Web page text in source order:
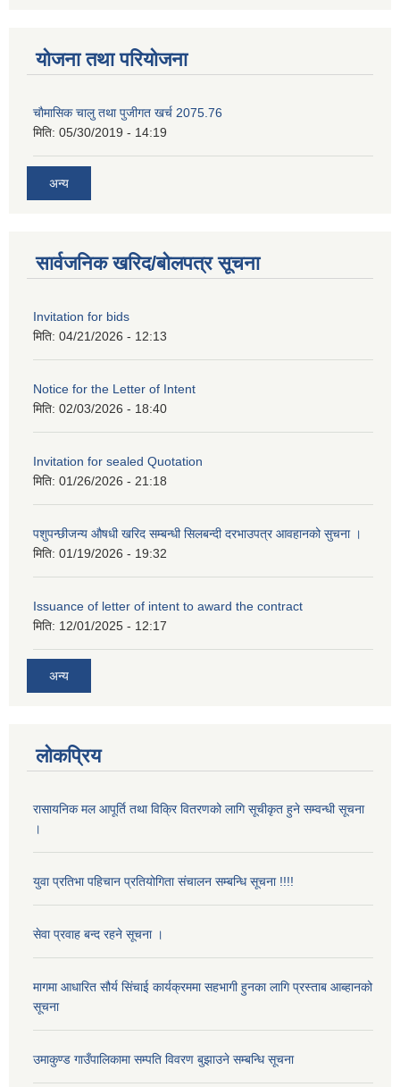
योजना तथा परियोजना
चाैमासिक चालु तथा पुजीगत खर्च 2075.76
मिति: 05/30/2019 - 14:19
अन्य
सार्वजनिक खरिद/बोलपत्र सूचना
Invitation for bids
मिति: 04/21/2026 - 12:13
Notice for the Letter of Intent
मिति: 02/03/2026 - 18:40
Invitation for sealed Quotation
मिति: 01/26/2026 - 21:18
पशुपन्छीजन्य औषधी खरिद सम्बन्धी सिलबन्दी दरभाउपत्र आवहानको सुचना ।
मिति: 01/19/2026 - 19:32
Issuance of letter of intent to award the contract
मिति: 12/01/2025 - 12:17
अन्य
लोकप्रिय
रासायनिक मल आपूर्ति तथा विक्रि वितरणको लागि सूचीकृत हुने सम्वन्धी सूचना
।
युवा प्रतिभा पहिचान प्रतियोगिता संचालन सम्बन्धि सूचना !!!!
सेवा प्रवाह बन्द रहने सूचना ।
मागमा आधारित सौर्य सिंचाई कार्यक्रममा सहभागी हुनका लागि प्रस्ताब आब्हानको
सूचना
उमाकुण्ड गाउँपालिकामा सम्पति विवरण बुझाउने सम्बन्धि सूचना